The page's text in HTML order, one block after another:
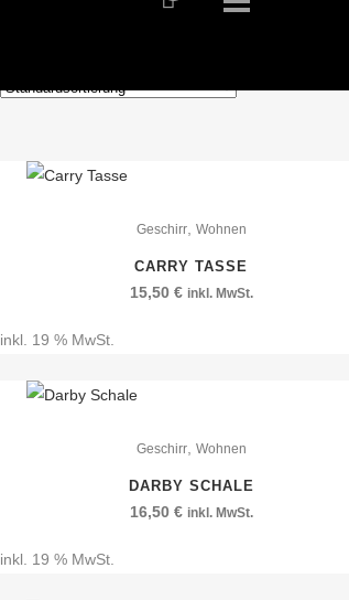
Geschirr, Wohnen
CARRY TASSE
15,50 € inkl. MwSt.
inkl. 19 % MwSt.
Geschirr, Wohnen
DARBY SCHALE
16,50 € inkl. MwSt.
inkl. 19 % MwSt.